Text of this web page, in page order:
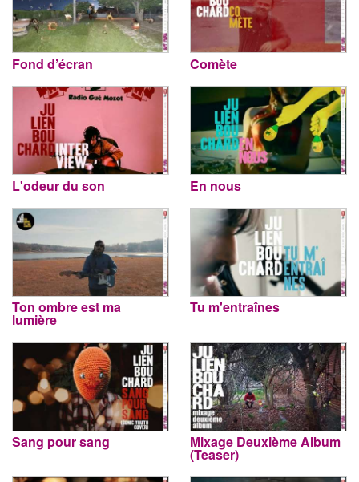
Fond d’écran Comète
L'odeur du son En nous
Ton ombre est ma
lumière
Tu m'entraînes
Sang pour sang Mixage Deuxième Album
(Teaser)